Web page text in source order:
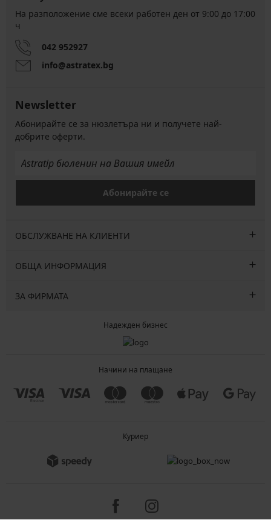
На разположение сме всеки работен ден от 9:00 до 17:00
ч
042 952927
info@astratex.bg
Newsletter
Абонирайте се за нюзлетъра ни и получете най-
добрите оферти.
Абонирайте се
ОБСЛУЖВАНЕ НА КЛИЕНТИ
ОБЩА ИНФОРМАЦИЯ
ЗА ФИРМАТА
Надежден бизнес
Начини на плащане
Куриер